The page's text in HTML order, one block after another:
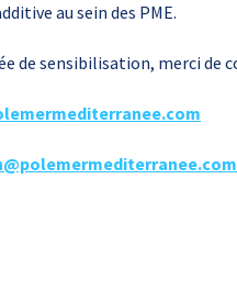
au sein des PME.
de sensibilisation, merci